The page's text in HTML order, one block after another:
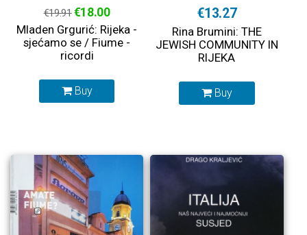
€19.91€18.00
Mladen Grgurić: Rijeka -
sjećamo se / Fiume -
ricordi
Buy
€13.27
Rina Brumini: THE
JEWISH COMMUNITY IN
RIJEKA
Buy